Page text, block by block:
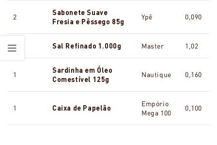
2
Sabonete Suave
Fresia e Pêssego 85g
Ypê 0,090
1 Sal Refinado 1.000g Master 1,02
1
Sardinha em Óleo
Comestível 125g
Nautique 0,160
1 Caixa de Papelão
Empório
Mega 100
0,100